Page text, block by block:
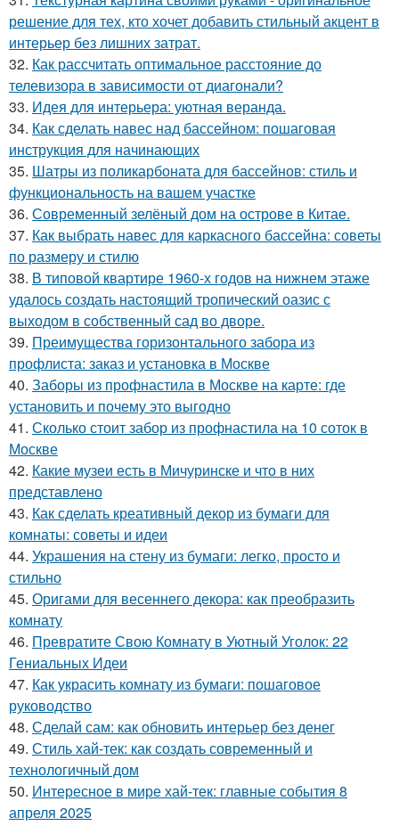
решение для тех, кто хочет добавить стильный акцент в
интерьер без лишних затрат.
32. Как рассчитать оптимальное расстояние до
телевизора в зависимости от диагонали?
33. Идея для интерьера: уютная веранда.
34. Как сделать навес над бассейном: пошаговая
инструкция для начинающих
35. Шатры из поликарбоната для бассейнов: стиль и
функциональность на вашем участке
36. Современный зелёный дом на острове в Китае.
37. Как выбрать навес для каркасного бассейна: советы
по размеру и стилю
38. В типовой квартире 1960-х годов на нижнем этаже
удалось создать настоящий тропический оазис с
выходом в собственный сад во дворе.
39. Преимущества горизонтального забора из
профлиста: заказ и установка в Москве
40. Заборы из профнастила в Москве на карте: где
установить и почему это выгодно
41. Сколько стоит забор из профнастила на 10 соток в
Москве
42. Какие музеи есть в Мичуринске и что в них
представлено
43. Как сделать креативный декор из бумаги для
комнаты: советы и идеи
44. Украшения на стену из бумаги: легко, просто и
стильно
45. Оригами для весеннего декора: как преобразить
комнату
46. Превратите Свою Комнату в Уютный Уголок: 22
Гениальных Идеи
47. Как украсить комнату из бумаги: пошаговое
руководство
48. Сделай сам: как обновить интерьер без денег
49. Стиль хай-тек: как создать современный и
технологичный дом
50. Интересное в мире хай-тек: главные события 8
апреля 2025